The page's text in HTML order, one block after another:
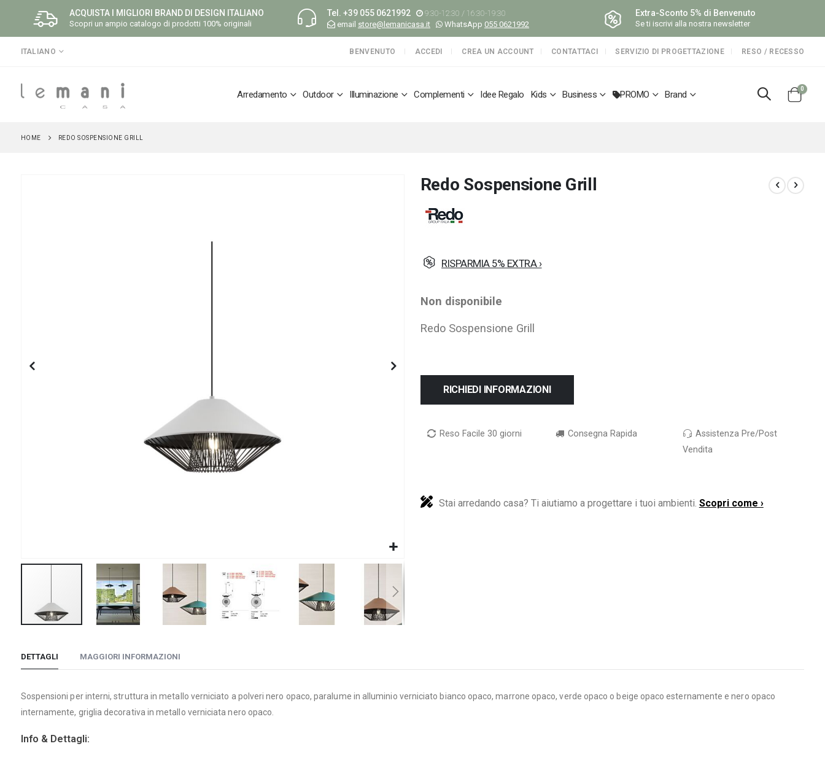
ACQUISTA I MIGLIORI BRAND DI DESIGN ITALIANO
Scopri un ampio catalogo di prodotti 100% originali
Tel. +39 055 0621992
9:30-12:30 / 16:30-19:30
email store@lemanicasa.it WhatsApp 055 0621992
Extra-Sconto 5% di Benvenuto
Se ti iscrivi alla nostra newsletter
LINGUA
ITALIANO BENVENUTO ACCEDI CREA UN ACCOUNT CONTATTACI SERVIZIO DI PROGETTAZIONE RESO / RECESSO
Arredamento Outdoor Illuminazione Complementi Idee Regalo Kids Business PROMO Brand
Cart
0
HOME REDO SOSPENSIONE GRILL
della
di
immagini
Redo Sospensione Grill
RISPARMIA 5% EXTRA ›
Non disponibile
Redo Sospensione Grill
RICHIEDI INFORMAZIONI
Reso Facile 30 giorni Consegna Rapida
Assistenza Pre/Post
Vendita
Stai arredando casa? Ti aiutiamo a progettare i tuoi ambienti. Scopri come ›
DETTAGLI
Sospensioni per interni, struttura in metallo verniciato a polveri nero opaco, paralume in alluminio verniciato bianco opaco, marrone opaco, verde opaco o beige opaco esternamente e nero opaco
internamente, griglia decorativa in metallo verniciata nero opaco.
Info & Dettagli:
MAGGIORI INFORMAZIONI